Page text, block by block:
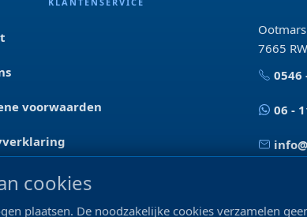
voorwaarden
7665
0546
06 -
cookies
plaatsen. De noodzakelijke cookies verzamelen